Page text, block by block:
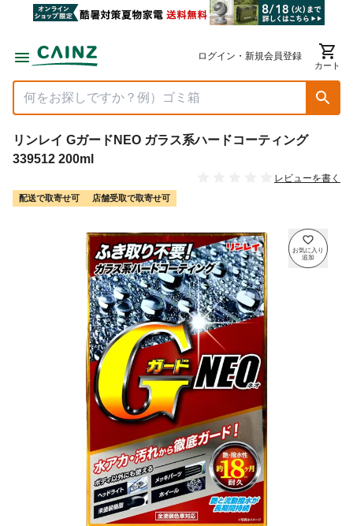
ログイン・新規会員登録
カート
リンレイ GガードNEO ガラス系ハードコーティング
339512 200ml
レビューを書く
配送で取寄せ可 店舗受取で取寄せ可